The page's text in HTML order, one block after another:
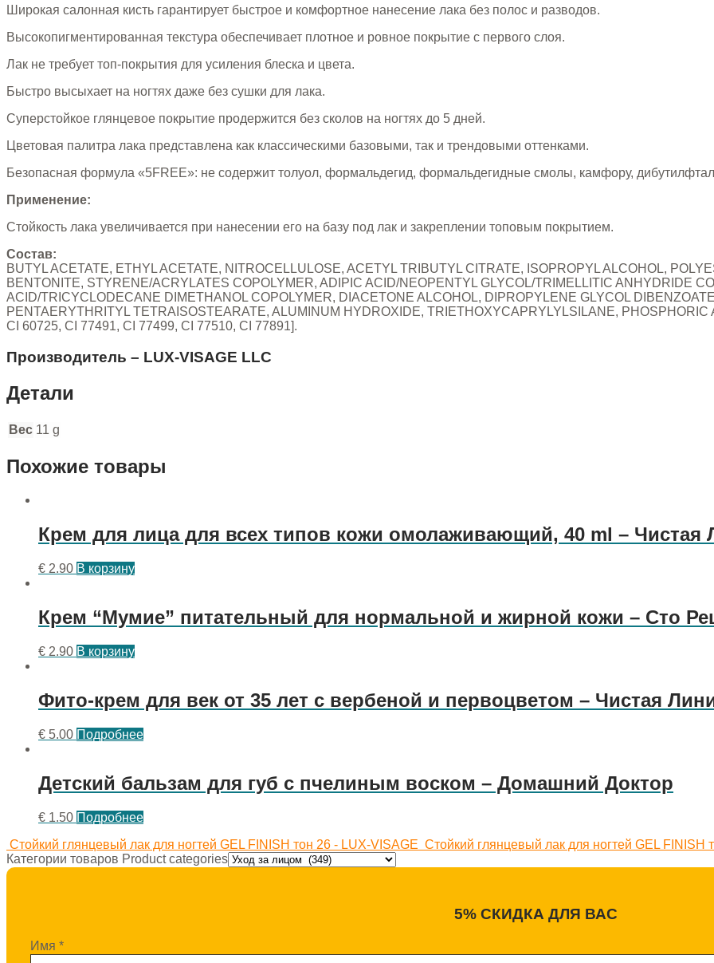
Широкая салонная кисть гарантирует быстрое и комфортное нанесение лака без полос и разводов.
Высокопигментированная текстура обеспечивает плотное и ровное покрытие с первого слоя.
Лак не требует топ-покрытия для усиления блеска и цвета.
Быстро высыхает на ногтях даже без сушки для лака.
Суперстойкое глянцевое покрытие продержится без сколов на ногтях до 5 дней.
Цветовая палитра лака представлена как классическими базовыми, так и трендовыми оттенками.
Безопасная формула «5FREE»: не содержит толуол, формальдегид, формальдегидные смолы, камфору,
Применение:
Стойкость лака увеличивается при нанесении его на базу под лак и закреплении топовым покрытием.
Состав:
BUTYL ACETATE, ETHYL ACETATE, NITROCELLULOSE, ACETYL TRIBUTYL CITRATE, ISOPROPYL ALCOHOL,
BENTONITE, STYRENE/ACRYLATES COPOLYMER, ADIPIC ACID/NEOPENTYL GLYCOL/TRIMELLITIC ANHYDRIDE
ACID/TRICYCLODECANE DIMETHANOL COPOLYMER, DIACETONE ALCOHOL, DIPROPYLENE GLYCOL
PENTAERYTHRITYL TETRAISOSTEARATE, ALUMINUM HYDROXIDE, TRIETHOXYCAPRYLYLSILANE,
CI 60725, CI 77491, CI 77499, CI 77510, CI 77891].
Производитель – LUX-VISAGE LLC
Детали
Вес 11 g
Похожие товары
Крем для лица для всех типов кожи омолаживающий, 40 ml – Чистая
€ 2.90 В корзину
Крем “Мумие” питательный для нормальной и жирной кожи – Сто
€ 2.90 В корзину
Фито-крем для век от 35 лет с вербеной и первоцветом – Чистая
€ 5.00 Подробнее
Детский бальзам для губ с пчелиным воском – Домашний Доктор
€ 1.50 Подробнее
Стойкий глянцевый лак для ногтей GEL FINISH тон 26 - LUX-VISAGE Стойкий глянцевый лак для ногтей GEL FINISH
Категории товаров Product categories
5% СКИДКА ДЛЯ ВАС
Имя *